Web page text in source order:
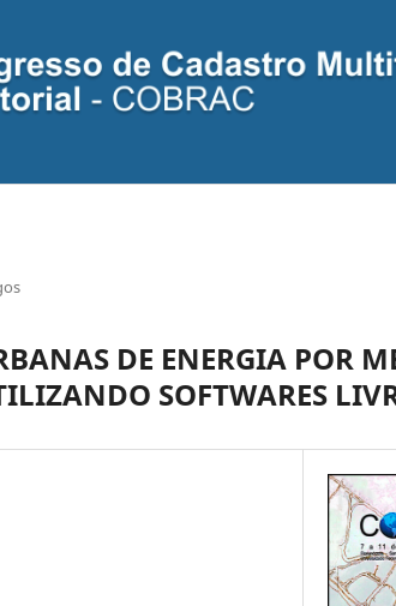
DE ENERGIA POR
SOFTWARES